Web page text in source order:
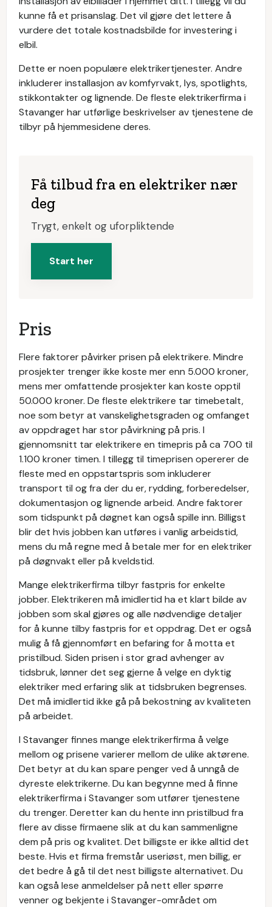
kunne få et prisanslag. Det vil gjøre det lettere å
vurdere det totale kostnadsbilde for investering i
elbil.
Dette er noen populære elektrikertjenester. Andre
inkluderer installasjon av komfyrvakt, lys, spotlights,
stikkontakter og lignende. De fleste elektrikerfirma i
Stavanger har utførlige beskrivelser av tjenestene de
tilbyr på hjemmesidene deres.
Få tilbud fra en elektriker nær
deg
Trygt, enkelt og uforpliktende
Start her
Pris
Flere faktorer påvirker prisen på elektrikere. Mindre
prosjekter trenger ikke koste mer enn 5.000 kroner,
mens mer omfattende prosjekter kan koste opptil
50.000 kroner. De fleste elektrikere tar timebetalt,
noe som betyr at vanskelighetsgraden og omfanget
av oppdraget har stor påvirkning på pris. I
gjennomsnitt tar elektrikere en timepris på ca 700 til
1.100 kroner timen. I tillegg til timeprisen opererer de
fleste med en oppstartspris som inkluderer
transport til og fra der du er, rydding, forberedelser,
dokumentasjon og lignende arbeid. Andre faktorer
som tidspunkt på døgnet kan også spille inn. Billigst
blir det hvis jobben kan utføres i vanlig arbeidstid,
mens du må regne med å betale mer for en elektriker
på døgnvakt eller på kveldstid.
Mange elektrikerfirma tilbyr fastpris for enkelte
jobber. Elektrikeren må imidlertid ha et klart bilde av
jobben som skal gjøres og alle nødvendige detaljer
for å kunne tilby fastpris for et oppdrag. Det er også
mulig å få gjennomført en befaring for å motta et
pristilbud. Siden prisen i stor grad avhenger av
tidsbruk, lønner det seg gjerne å velge en dyktig
elektriker med erfaring slik at tidsbruken begrenses.
Det må imidlertid ikke gå på bekostning av kvaliteten
på arbeidet.
I Stavanger finnes mange elektrikerfirma å velge
mellom og prisene varierer mellom de ulike aktørene.
Det betyr at du kan spare penger ved å unngå de
dyreste elektrikerne. Du kan begynne med å finne
elektrikerfirma i Stavanger som utfører tjenestene
du trenger. Deretter kan du hente inn pristilbud fra
flere av disse firmaene slik at du kan sammenligne
dem på pris og kvalitet. Det billigste er ikke alltid det
beste. Hvis et firma fremstår useriøst, men billig, er
det bedre å gå til det nest billigste alternativet. Du
kan også lese anmeldelser på nett eller spørre
venner og bekjente i Stavanger-området om